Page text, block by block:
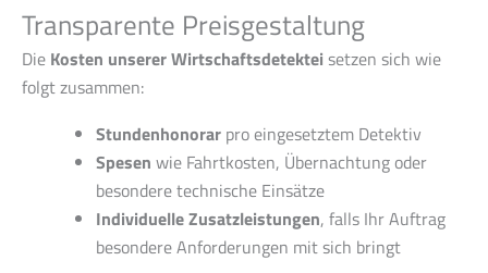
Transparente Preisgestaltung
Die Kosten unserer Wirtschaftsdetektei setzen sich wie
folgt zusammen:
Stundenhonorar pro eingesetztem Detektiv
Spesen wie Fahrtkosten, Übernachtung oder
besondere technische Einsätze
Individuelle Zusatzleistungen, falls Ihr Auftrag
besondere Anforderungen mit sich bringt